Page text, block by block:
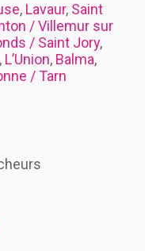
, Lavaur, Saint
/ Villemur sur
/ Saint Jory,
, L’Union, Balma,
/ Tarn